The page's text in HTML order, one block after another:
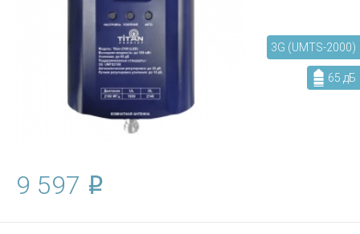
3G (UMTS-2000)
65 дБ
9 597